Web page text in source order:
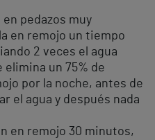
pedazos muy
en remojo un tiempo
2 veces el agua
un 75% de
por la noche, antes de
el agua y después nada
remojo 30 minutos,